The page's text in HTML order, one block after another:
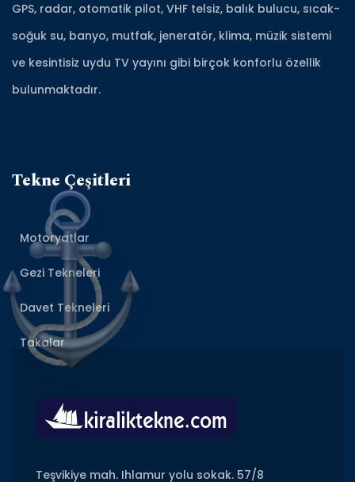
GPS, radar, otomatik pilot, VHF telsiz, balık bulucu, sıcak-
soğuk su, banyo, mutfak, jeneratör, klima, müzik sistemi
ve kesintisiz uydu TV yayını gibi birçok konforlu özellik
bulunmaktadır.
Tekne Çeşitleri
Motoryatlar
Gezi Tekneleri
Davet Tekneleri
Takalar
Teşvikiye mah. Ihlamur yolu sokak. 57/8